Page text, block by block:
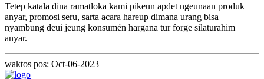
Tetep katala dina ramatloka kami pikeun apdet ngeunaan produk
anyar, promosi seru, sarta acara hareup dimana urang bisa
nyambung deui jeung konsumén hargana tur forge silaturahim
anyar.
waktos pos: Oct-06-2023